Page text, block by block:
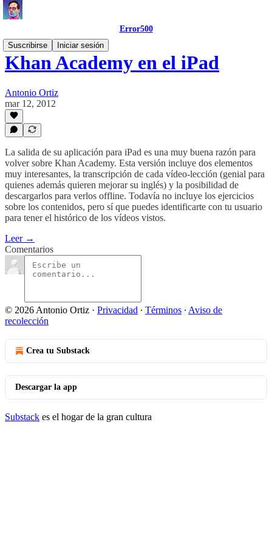
Error500
Suscribirse
Iniciar sesión
Khan Academy en el iPad
Antonio Ortiz
mar 12, 2012
La salida de su aplicación para iPad es una muy buena razón para
volver sobre Khan Academy. Esta versión incluye dos elementos
muy interesantes, la transcripción de cada vídeo-lección (genial para
quienes además quieren mejorar su inglés) y la posibilidad de
descargarlos para verlos offline. Todavía no incluye los ejercicios
sobre los contenidos, pero sí que puedes identificarte con tu usuario
para tener el histórico de los vídeos vistos.
Leer →
Comentarios
© 2026 Antonio Ortiz · Privacidad ∙ Términos ∙ Aviso de
recolección
Crea tu Substack
Descargar la app
Substack es el hogar de la gran cultura